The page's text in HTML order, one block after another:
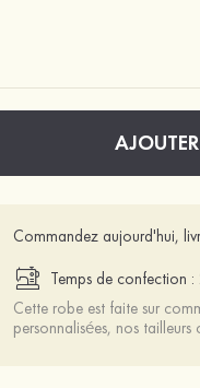
Commandez aujourd'hui,
Temps de confection
Cette robe est faite sur
personnalisées, nos